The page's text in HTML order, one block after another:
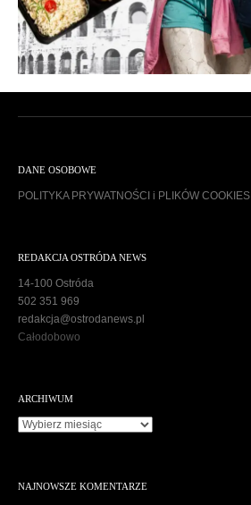
DANE OSOBOWE
POLITYKA PRYWATNOŚCI i PLIKÓW COOKIES
REDAKCJA OSTRÓDA NEWS
14-100 Ostróda
502 351 969
redakcja@ostrodanews.pl
Całodobowo
ARCHIWUM
A
NAJNOWSZE KOMENTARZE